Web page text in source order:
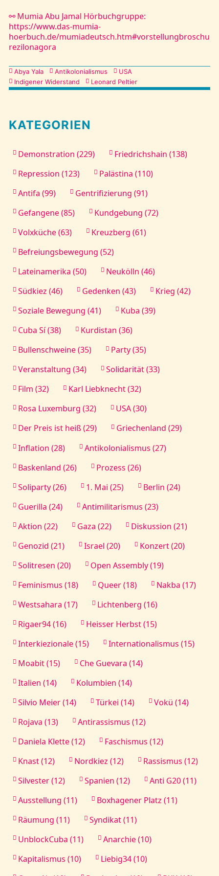
⚯ Mumia Abu Jamal Hörbuchgruppe:
https://www.das-mumia-
hoerbuch.de/mumiadeutsch.htm#vorstellungbroschu
rezilonagora
Kategorien
Abya Yala Antikolonialismus
USA
Indigener Widerstand
Leonard Peltier
KATEGORIEN
Demonstration (229)
Friedrichshain (138)
Repression (123)
Palästina (110)
Antifa (99)
Gentrifizierung (91)
Gefangene (85)
Kundgebung (72)
Volxküche (63)
Kreuzberg (61)
Befreiungsbewegung (52)
Lateinamerika (50)
Neukölln (46)
Südkiez (46)
Gedenken (43)
Krieg (42)
Soziale Bewegung (41)
Kuba (39)
Cuba Sí (38)
Kurdistan (36)
Bullenschweine (35)
Party (35)
Veranstaltung (34)
Solidarität (33)
Film (32)
Karl Liebknecht (32)
Rosa Luxemburg (32)
USA (30)
Der Preis ist heiß (29)
Griechenland (29)
Inflation (28)
Antikolonialismus (27)
Baskenland (26)
Prozess (26)
Soliparty (26)
1. Mai (25)
Berlin (24)
Guerilla (24)
Antimilitarismus (23)
Aktion (22)
Gaza (22)
Diskussion (21)
Genozid (21)
Israel (20)
Konzert (20)
Solitresen (20)
Open Assembly (19)
Feminismus (18)
Queer (18)
Nakba (17)
Westsahara (17)
Lichtenberg (16)
Rigaer94 (16)
Heisser Herbst (15)
Interkiezionale (15)
Internationalismus (15)
Moabit (15)
Che Guevara (14)
Italien (14)
Kolumbien (14)
Silvio Meier (14)
Türkei (14)
Vokü (14)
Rojava (13)
Antirassismus (12)
Daniela Klette (12)
Faschismus (12)
Knast (12)
Nordkiez (12)
Rassismus (12)
Silvester (12)
Spanien (12)
Anti G20 (11)
Ausstellung (11)
Boxhagener Platz (11)
Räumung (11)
Syndikat (11)
UnblockCuba (11)
Anarchie (10)
Kapitalismus (10)
Liebig34 (10)